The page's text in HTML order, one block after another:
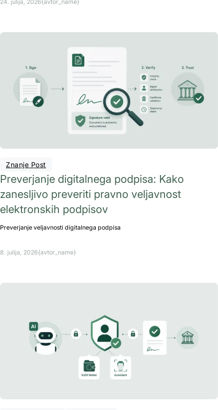
24. julija, 2026{avtor_name}
Znanje Post
Preverjanje digitalnega podpisa: Kako
zanesljivo preveriti pravno veljavnost
elektronskih podpisov
Preverjanje veljavnosti digitalnega podpisa
8. julija, 2026{avtor_name}